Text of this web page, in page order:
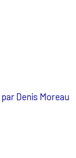
par Denis Moreau